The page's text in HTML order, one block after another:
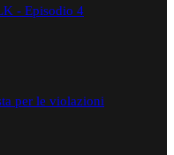
- Episodio 4
per le violazioni